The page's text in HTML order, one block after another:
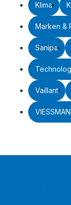
Klima
Marken &
Sanipa
Vaillant